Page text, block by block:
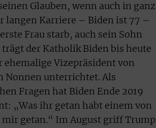
Glauben, wenn auch in ganz
langen Karriere – Biden ist 77 –
Frau starb, auch sein Sohn
trägt der Katholik Biden bis heute
ehemalige Vize­präsident von
Nonnen unterrichtet. Als
Fragen hat Biden Ende 2019
„Was ihr getan habt einem von
getan.“ Im August griff Trump